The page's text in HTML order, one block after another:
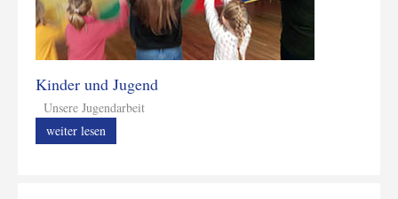
Kinder und Jugend
Unsere Jugendarbeit
weiter lesen